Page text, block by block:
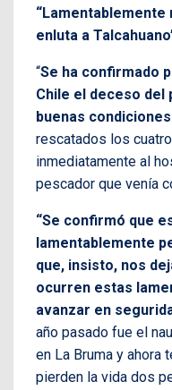
enluta a
“Se ha confirmado
Chile el deceso del
buenas condiciones
rescatados los
inmediatamente al
pescador que venía
“Se confirmó que
lamentablemente
que, insisto, nos
ocurren estas
avanzar en
año pasado fue el
en La Bruma y ahora
pierden la vida dos